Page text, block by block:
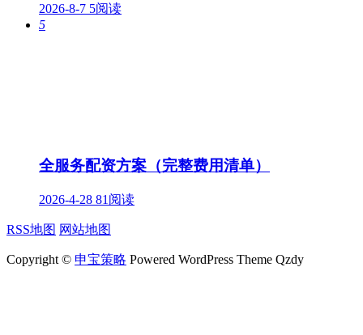
2026-8-7 5阅读
5
全服务配资方案（完整费用清单）
2026-4-28 81阅读
RSS地图 网站地图
Copyright © 申宝策略 Powered WordPress Theme Qzdy